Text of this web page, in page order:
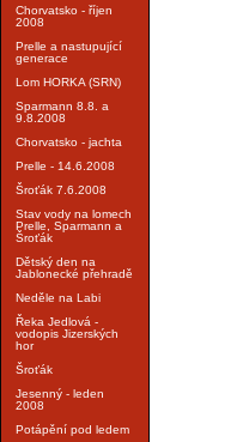
Chorvatsko - říjen
2008
Prelle a nastupující
generace
Lom HORKA (SRN)
Sparmann 8.8. a
9.8.2008
Chorvatsko - jachta
Prelle - 14.6.2008
Šroťák 7.6.2008
Stav vody na lomech
Prelle, Sparmann a
Šroťák
Dětský den na
Jablonecké přehradě
Neděle na Labi
Řeka Jedlová -
vodopis Jizerských
hor
Šroťák
Jesenný - leden
2008
Potápění pod ledem